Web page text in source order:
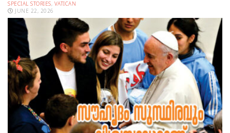
SPECIAL STORIES, VATICAN
JUNE 22, 2026